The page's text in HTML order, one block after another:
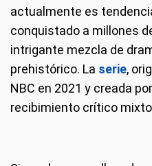
actualmente es
conquistado a millones
intrigante mezcla de
prehistórico. La serie,
NBC en 2021 y creada
recibimiento crítico